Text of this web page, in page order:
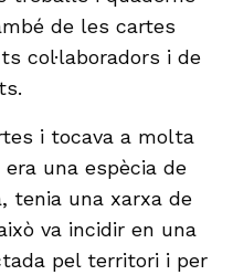
de les cartes
col·laboradors i de
i tocava a molta
una espècia de
tenia una xarxa de
va incidir en una
pel territori i per